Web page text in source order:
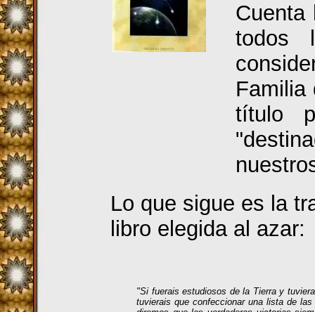
Cuenta
todos
Familia
título
Lo que sigue es la
libro elegida al azar:
"Si fuerais estudiosos de la Tierra y
tuvierais que confeccionar una lista de